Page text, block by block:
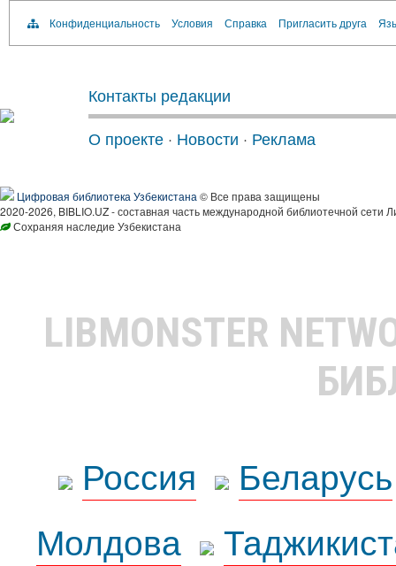
Конфиденциальность Условия Справка Пригласить друга
Контакты редакции
О проекте · Новости · Реклама
Цифровая библиотека Узбекистана © Все права защищены
2020-2026, BIBLIO.UZ - составная часть международной библиотечной сети
Сохраняя наследие Узбекистана
LIBMONSTER
Россия
Беларусь
Молдова